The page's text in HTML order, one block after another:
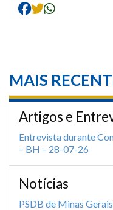
MAIS
Artigos e
Entrevista durante
– BH – 28-07-26
Notícias
PSDB de Minas